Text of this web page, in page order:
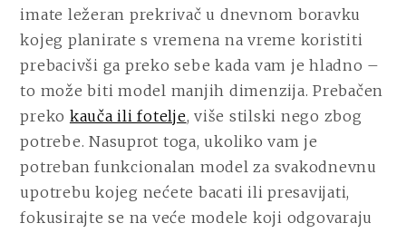
imate ležeran prekrivač u dnevnom boravku
kojeg planirate s vremena na vreme koristiti
prebacivši ga preko sebe kada vam je hladno –
to može biti model manjih dimenzija. Prebačen
preko kauča ili fotelje, više stilski nego zbog
potrebe. Nasuprot toga, ukoliko vam je
potreban funkcionalan model za svakodnevnu
upotrebu kojeg nećete bacati ili presavijati,
fokusirajte se na veće modele koji odgovaraju